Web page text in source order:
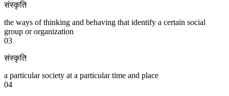
संस्कृति
the ways of thinking and behaving that identify a certain social
group or organization
03
संस्कृति
a particular society at a particular time and place
04